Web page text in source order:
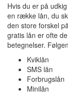
Hvis du er på
en række lån, du
den store forskel
gratis lån er ofte
betegnelser.
Kviklån
SMS lån
Forbrugslån
Minilån